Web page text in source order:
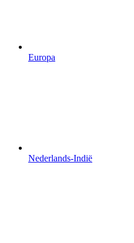
Europa
Nederlands-Indië